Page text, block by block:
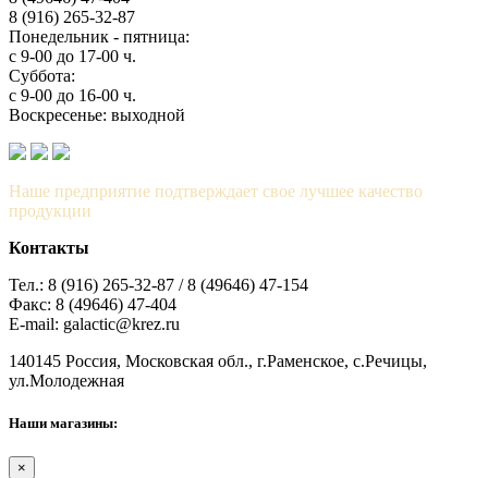
8 (916) 265-32-87
Понедельник - пятница:
с 9-00 до 17-00 ч.
Суббота:
с 9-00 до 16-00 ч.
Воскресенье: выходной
Наше предприятие подтверждает свое лучшее качество
продукции
Контакты
Тел.: 8 (916) 265-32-87 / 8 (49646) 47-154
Факс: 8 (49646) 47-404
E-mail: galactic@krez.ru
140145 Россия, Московская обл., г.Раменское, с.Речицы,
ул.Молодежная
Наши магазины:
×